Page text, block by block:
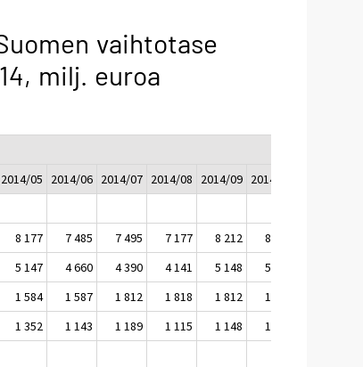
vaihtotase
milj. euroa
2014/05 2014/06 2014/07 2014/08 2014/09 2014/10
8 177 7 485 7 495 7 177 8 212 8 201
5 147 4 660 4 390 4 141 5 148 5 039
1 584 1 587 1 812 1 818 1 812 1 976
1 352 1 143 1 189 1 115 1 148 1 093